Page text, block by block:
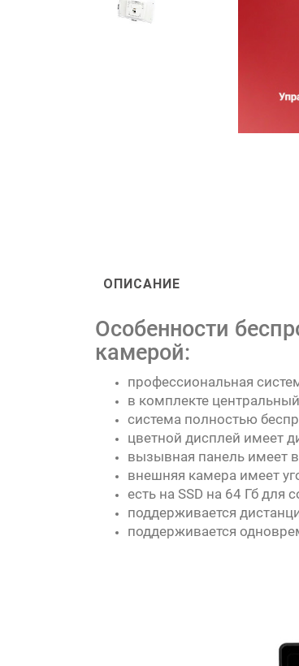
ОПИСАНИЕ
Особенности
камерой:
профессиональная
в комплекте
система полностью
цветной дисплей имеет
вызывная панель имеет
внешняя камера имеет
есть на SSD на 64 Гб
поддерживается
поддерживается